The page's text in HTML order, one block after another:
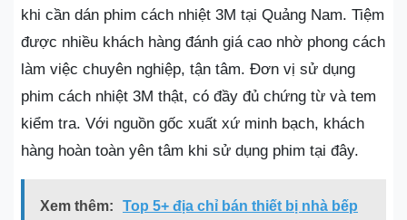
khi cần dán phim cách nhiệt 3M tại Quảng Nam. Tiệm
được nhiều khách hàng đánh giá cao nhờ phong cách
làm việc chuyên nghiệp, tận tâm. Đơn vị sử dụng
phim cách nhiệt 3M thật, có đầy đủ chứng từ và tem
kiểm tra. Với nguồn gốc xuất xứ minh bạch, khách
hàng hoàn toàn yên tâm khi sử dụng phim tại đây.
Xem thêm:
Top 5+ địa chỉ bán thiết bị nhà bếp